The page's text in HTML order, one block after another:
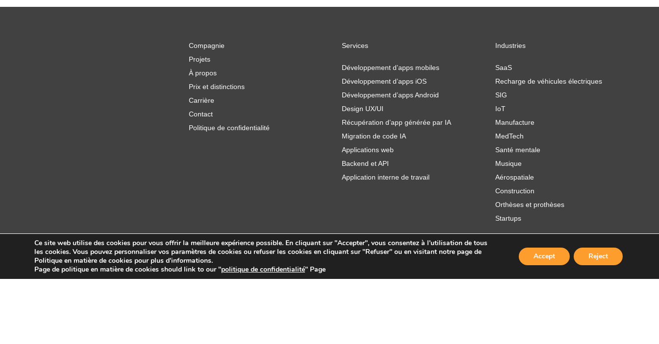
Compagnie
Projets
À propos
Prix et distinctions
Carrière
Contact
Politique de confidentialité
Services
Développement d’apps mobiles
Développement d’apps iOS
Développement d’apps Android
Design UX/UI
Récupération d’app générée par IA
Migration de code IA
Applications web
Backend et API
Application interne de travail
Industries
SaaS
Recharge de véhicules électriques
SIG
IoT
Manufacture
MedTech
Santé mentale
Musique
Aérospatiale
Construction
Orthèses et prothèses
Startups
Copyright © 2026 Sidekick Interactive Inc.
Ce site web utilise des cookies pour vous offrir la meilleure expérience possible. En cliquant sur "Accepter", vous consentez à l'utilisation de tous
les cookies. Vous pouvez personnaliser vos paramètres de cookies ou refuser les cookies en cliquant sur "Refuser" ou en visitant notre page de
Politique en matière de cookies pour plus d'informations.
Page de politique en matière de cookies should link to our "politique de confidentialité" Page
Accept Reject